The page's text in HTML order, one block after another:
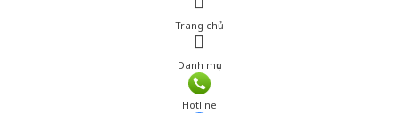
Trang chủ
Danh mục
Hotline